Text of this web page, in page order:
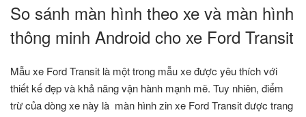
So sánh màn hình theo xe và màn hình
thông minh Android cho xe Ford Transit
Mẫu xe Ford Transit là một trong mẫu xe được yêu thích với
thiết kế đẹp và khả năng vận hành mạnh mẽ. Tuy nhiên, điểm
trừ của dòng xe này là màn hình zin xe Ford Transit được trang